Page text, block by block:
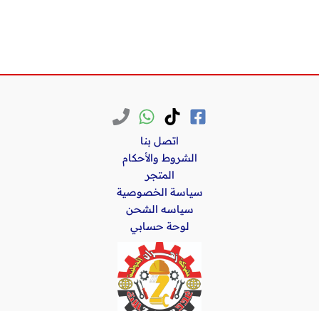
اتصل بنا
الشروط والأحكام
المتجر
سياسة الخصوصية
سياسه الشحن
لوحة حسابي